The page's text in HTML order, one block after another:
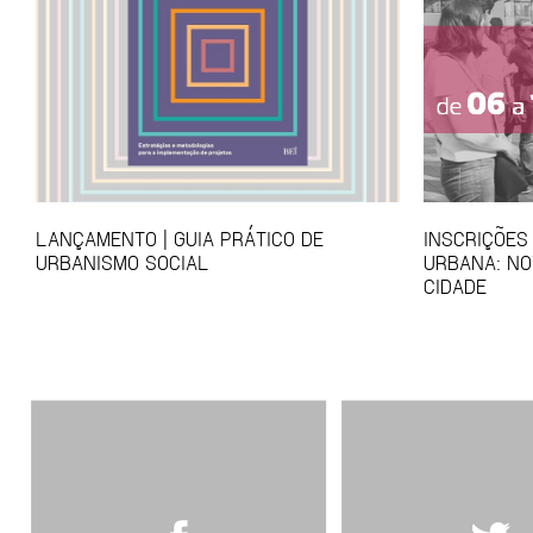
LANÇAMENTO | GUIA PRÁTICO DE
URBANISMO SOCIAL
URBANA:
CIDADE